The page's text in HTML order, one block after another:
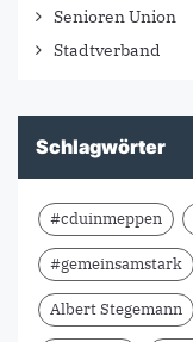
Senioren Union
Stadtverband
Schlagwörter
#cduinmeppen
#gemeinsamstark
Albert Stegemann